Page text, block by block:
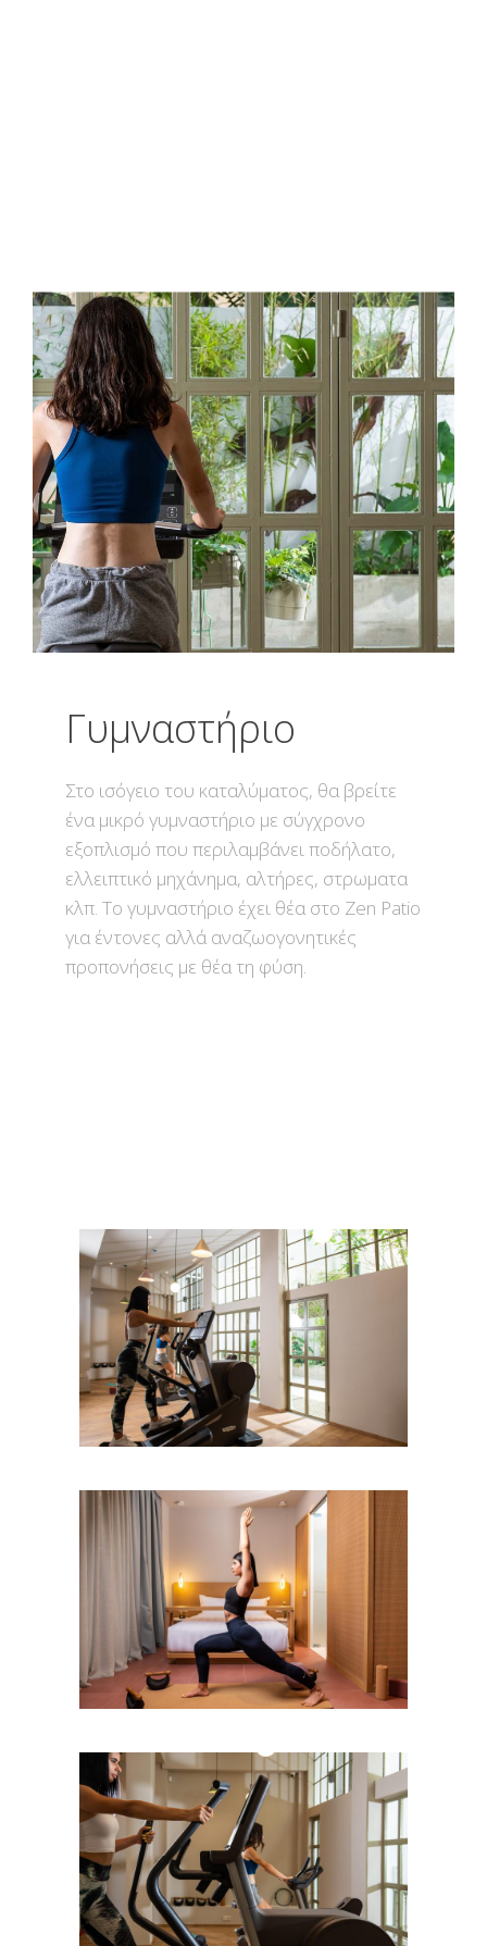
Γυμναστήριο
Στο ισόγειο του καταλύματος, θα βρείτε
ένα μικρό γυμναστήριο με σύγχρονο
εξοπλισμό που περιλαμβάνει ποδήλατο,
ελλειπτικό μηχάνημα, αλτήρες, στρωματα
κλπ. Το γυμναστήριο έχει θέα στο Zen Patio
για έντονες αλλά αναζωογονητικές
προπονήσεις με θέα τη φύση.